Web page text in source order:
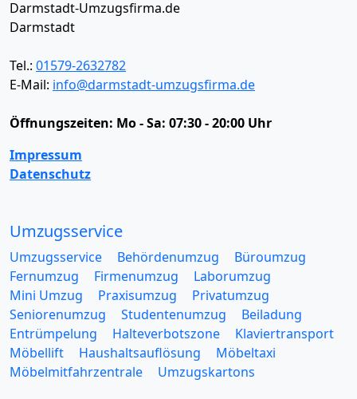
Darmstadt-Umzugsfirma.de
Darmstadt
Tel.: 01579-2632782
E-Mail: info@darmstadt-umzugsfirma.de
Öffnungszeiten: Mo - Sa: 07:30 - 20:00 Uhr
Impressum
Datenschutz
Umzugsservice
Umzugsservice Behördenumzug
Büroumzug
Fernumzug
Firmenumzug
Laborumzug
Mini Umzug
Praxisumzug
Privatumzug
Seniorenumzug
Studentenumzug
Beiladung
Entrümpelung
Halteverbotszone
Klaviertransport
Möbellift
Haushaltsauflösung
Möbeltaxi
Möbelmitfahrzentrale
Umzugskartons